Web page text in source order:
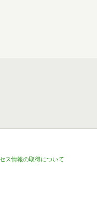
ス情報の取得について